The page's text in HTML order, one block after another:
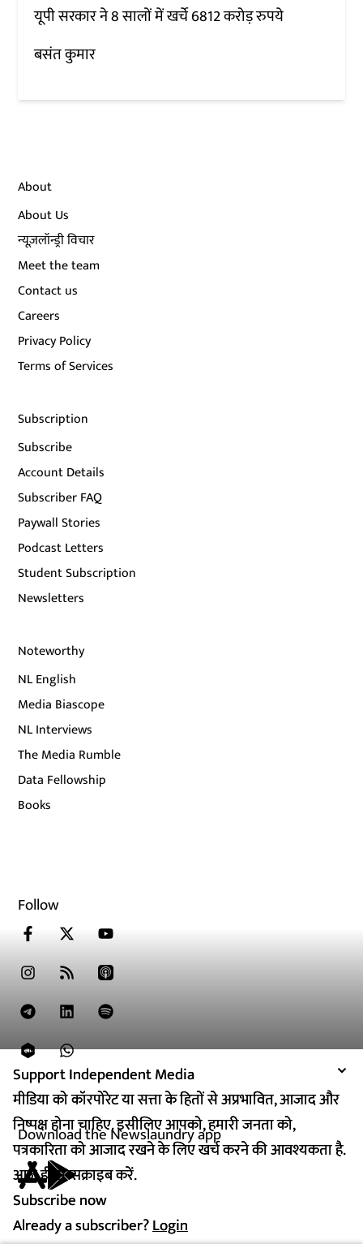
Support Independent Media
मीडिया को कॉरपोरेट या सत्ता के हितों से अप्रभावित, आजाद और
निष्पक्ष होना चाहिए. इसीलिए आपको, हमारी जनता को,
पत्रकारिता को आजाद रखने के लिए खर्च करने की आवश्यकता है.
आज ही सब्सक्राइब करें.
Subscribe now
Already a subscriber?Login
Support Independent Media
मीडिया को कॉरपोरेट या सत्ता के हितों से अप्रभावित, आजाद और
निष्पक्ष होना चाहिए. इसीलिए आपको, हमारी जनता को,
पत्रकारिता को आजाद रखने के लिए खर्च करने की आवश्यकता है.
आज ही सब्सक्राइब करें.
Subscribe now
Already a subscriber?Login
यूपी सरकार ने 8 सालों में खर्चे 6812 करोड़ रुपये
बसंत कुमार
About
About Us
न्यूज़लॉन्ड्री विचार
Meet the team
Contact us
Careers
Privacy Policy
Terms of Services
Subscription
Subscribe
Account Details
Subscriber FAQ
Paywall Stories
Podcast Letters
Student Subscription
Newsletters
Noteworthy
NL English
Media Biascope
NL Interviews
The Media Rumble
Data Fellowship
Books
Follow
Download the Newslaundry app